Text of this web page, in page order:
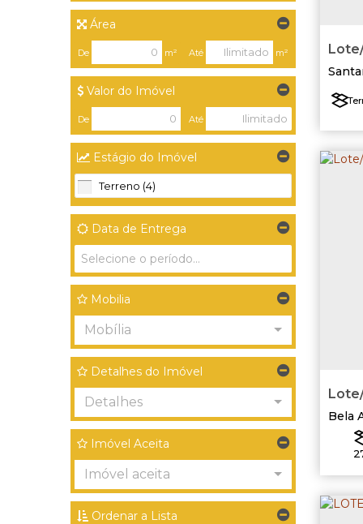
Área
De m² Até m²
Valor do Imóvel
De Até
Estágio do Imóvel
Terreno (4)
Data de Entrega
Mobilia
Mobília
Detalhes do Imóvel
Detalhes
Imóvel Aceita
Imóvel aceita
Ordenar a Lista
Bela